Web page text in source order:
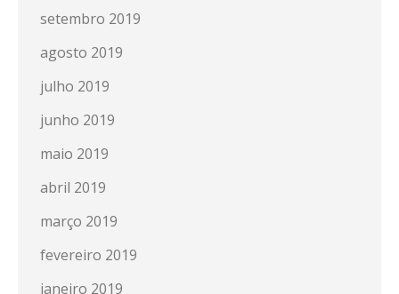
setembro 2019
agosto 2019
julho 2019
junho 2019
maio 2019
abril 2019
março 2019
fevereiro 2019
janeiro 2019